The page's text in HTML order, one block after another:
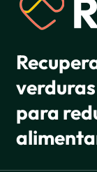
para